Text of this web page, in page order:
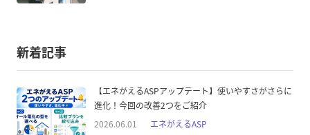
新着記事
【エネがえるASPアップデート】使いやすさがさらに
進化！今回の改善2つをご紹介
2026.06.01
エネがえるASP